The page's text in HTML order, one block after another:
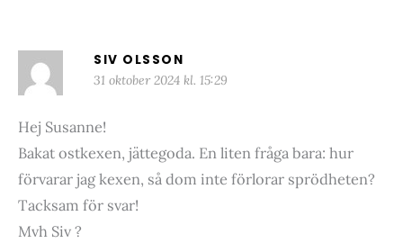
SIV OLSSON
31 oktober 2024 kl. 15:29
Hej Susanne!
Bakat ostkexen, jättegoda. En liten fråga bara: hur
förvarar jag kexen, så dom inte förlorar sprödheten?
Tacksam för svar!
Mvh Siv ?